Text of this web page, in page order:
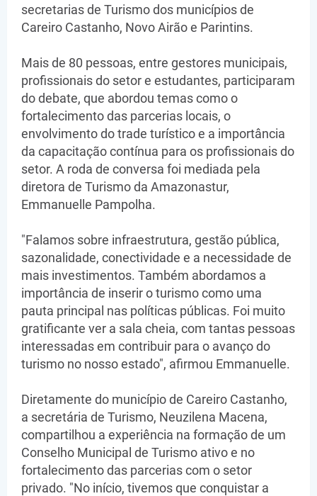
secretarias de Turismo dos municípios de
Careiro Castanho, Novo Airão e Parintins.
Mais de 80 pessoas, entre gestores municipais,
profissionais do setor e estudantes, participaram
do debate, que abordou temas como o
fortalecimento das parcerias locais, o
envolvimento do trade turístico e a importância
da capacitação contínua para os profissionais do
setor. A roda de conversa foi mediada pela
diretora de Turismo da Amazonastur,
Emmanuelle Pampolha.
"Falamos sobre infraestrutura, gestão pública,
sazonalidade, conectividade e a necessidade de
mais investimentos. Também abordamos a
importância de inserir o turismo como uma
pauta principal nas políticas públicas. Foi muito
gratificante ver a sala cheia, com tantas pessoas
interessadas em contribuir para o avanço do
turismo no nosso estado", afirmou Emmanuelle.
Diretamente do município de Careiro Castanho,
a secretária de Turismo, Neuzilena Macena,
compartilhou a experiência na formação de um
Conselho Municipal de Turismo ativo e no
fortalecimento das parcerias com o setor
privado. "No início, tivemos que conquistar a